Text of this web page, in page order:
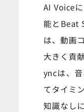
AI Voice
能とBeat
は、動画
大きく貢
yncは、
てタイミ
知識なし